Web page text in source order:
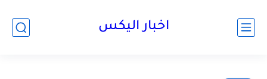
اخبار اليكس